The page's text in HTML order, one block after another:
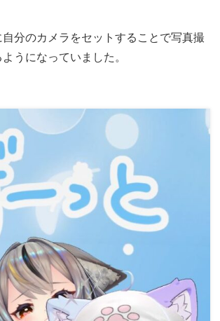
分のカメラをセットすることで写真撮
うになっていました。